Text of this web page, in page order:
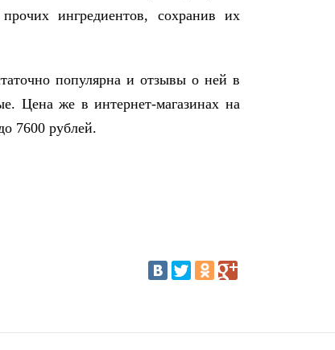
ингредиентов, сохранив их
популярна и отзывы о ней в
Цена же в интернет-магазинах на
7600 рублей.